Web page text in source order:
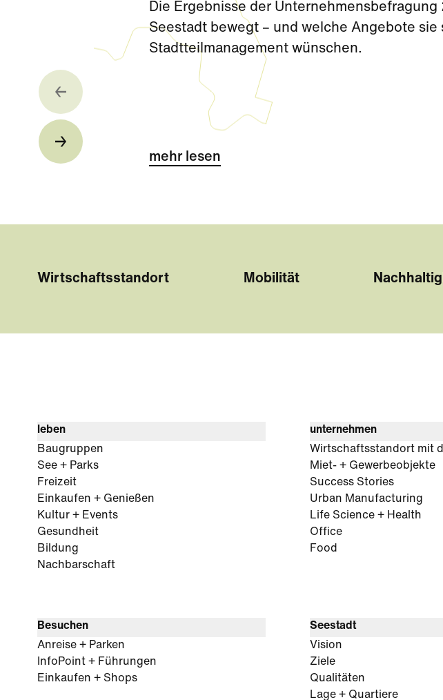
Die Ergebnisse der
Seestadt bewegt – und welche Angebote sie
Stadtteilmanagement wünschen.
mehr lesen
Wirtschaftsstandort Mobilität
leben
Baugruppen
See + Parks
Freizeit
Einkaufen + Genießen
Kultur + Events
Gesundheit
Bildung
Nachbarschaft
unternehmen
Wirtschaftsstandort mit
Miet- + Gewerbeobjekte
Success Stories
Urban Manufacturing
Life Science + Health
Office
Food
Besuchen
Anreise + Parken
InfoPoint + Führungen
Einkaufen + Shops
Seestadt
Vision
Ziele
Qualitäten
Lage + Quartiere